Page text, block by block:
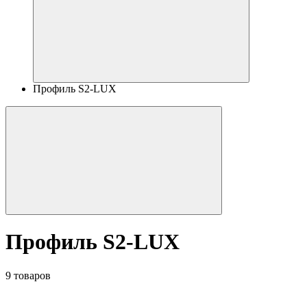
Профиль S2-LUX
Профиль S2-LUX
9 товаров